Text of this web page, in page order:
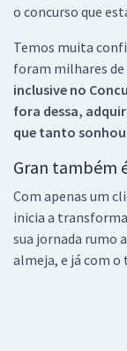
o concurso que
Temos muita
foram milhares de
inclusive no
fora dessa,
que tanto
Gran também
Com apenas um
inicia a
sua jornada rumo
almeja, e já com o